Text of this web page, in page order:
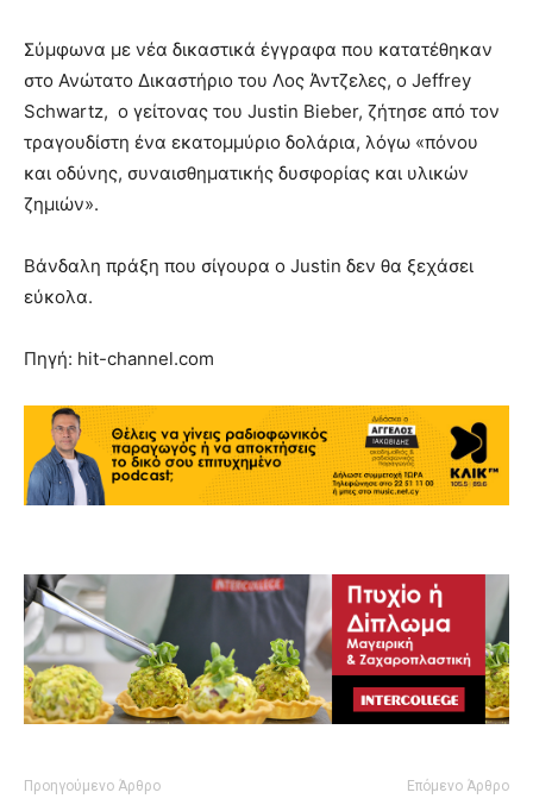
Σύμφωνα με νέα δικαστικά έγγραφα που κατατέθηκαν
στο Ανώτατο Δικαστήριο του Λος Άντζελες, ο Jeffrey
Schwartz, ο γείτονας του Justin Bieber, ζήτησε από τον
τραγουδίστη ένα εκατομμύριο δολάρια, λόγω «πόνου
και οδύνης, συναισθηματικής δυσφορίας και υλικών
ζημιών».
Βάνδαλη πράξη που σίγουρα ο Justin δεν θα ξεχάσει
εύκολα.
Πηγή: hit-channel.com
Προηγούμενο Άρθρο Επόμενο Άρθρο